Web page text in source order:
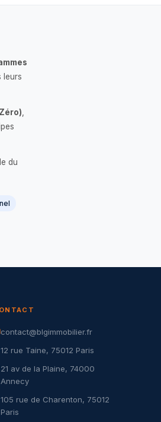
leurs
du
contact@blgimmobilier.fr
12 rue Taine, 75012 Paris
21 av de la Plaine, 74000
Annecy
105 rue de Charenton, 75012
Paris